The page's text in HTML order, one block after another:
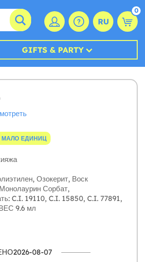
RU
0
GIFTS & PARTY
МАЛО ЕДИНИЦ
Озокерит, Воск
Сорбат,
C.I. 19110, C.I. 15850, C.I. 77891,
9.6 мл
08-07